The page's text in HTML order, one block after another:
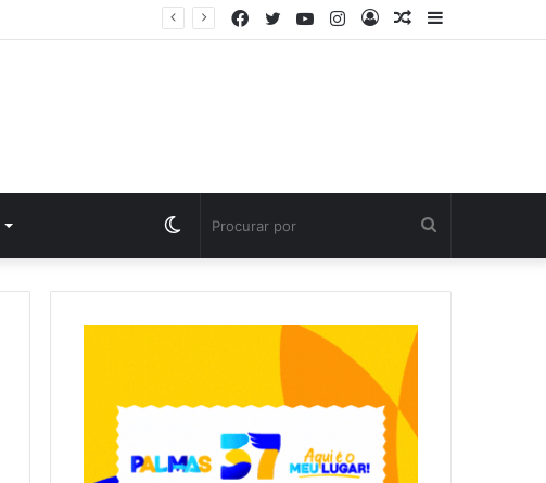
Artigo
Entrar
Instagram
YouTube
Twitter
Facebook
por
Switch
skin